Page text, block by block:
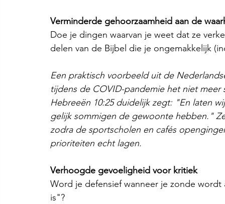
Verminderde gehoorzaamheid aan de
Doe je dingen waarvan je weet dat ze
delen van de Bijbel die je ongemakkelijk
Een praktisch voorbeeld uit de
tijdens de COVID-pandemie het niet
Hebreeën 10:25 duidelijk zegt: "En laten
gelijk sommigen de gewoonte hebben."
zodra de sportscholen en cafés
prioriteiten echt lagen.
Verhoogde gevoeligheid voor kritiek
Word je defensief wanneer je zonde
is"?